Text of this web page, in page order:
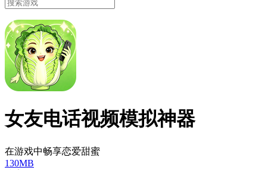
女友电话视频模拟神器
在游戏中畅享恋爱甜蜜
130MB